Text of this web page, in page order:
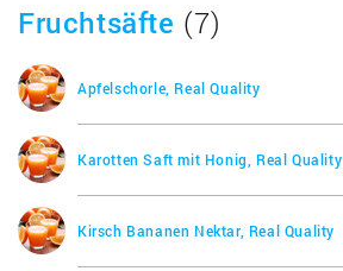
Fruchtsäfte (7)
Apfelschorle, Real Quality
Karotten Saft mit Honig, Real Quality
Kirsch Bananen Nektar, Real Quality